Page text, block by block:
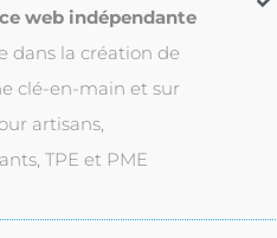
web indépendante
dans la création de
clé-en-main et sur
artisans,
TPE et PME